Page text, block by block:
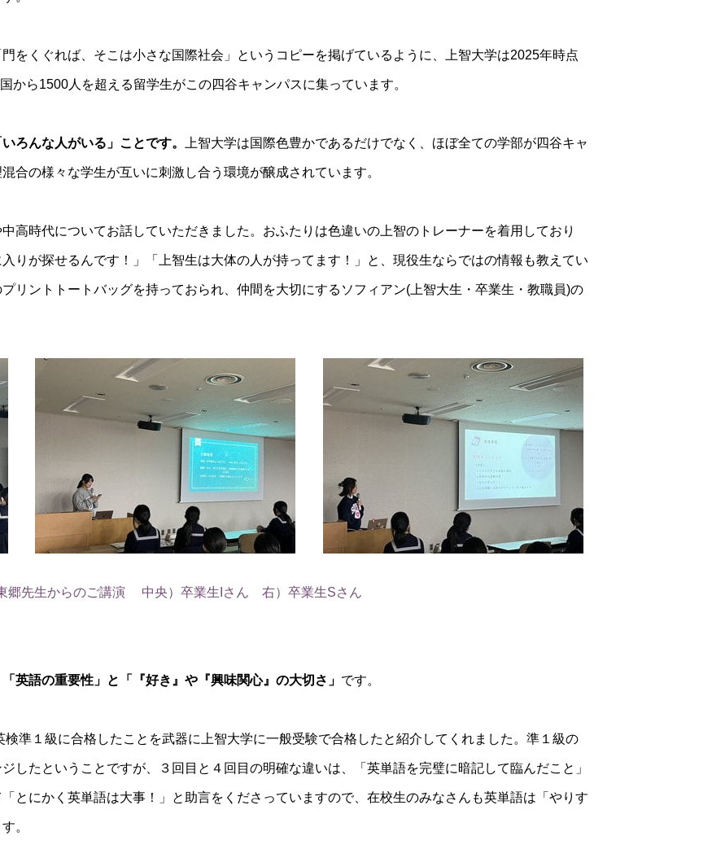
門をくぐれば、そこは小さな国際社会」というコピーを掲げているように、上智大学は2025年時点
から1500人を超える留学生がこの四谷キャンパスに集っています。
ろんな人がいる」ことです。 上智大学は国際色豊かであるだけでなく、ほぼ全ての学部が四谷キャ
合の様々な学生が互いに刺激し合う環境が醸成されています。
高時代についてお話していただきました。おふたりは色違いの上智のトレーナーを着用しており
りが探せるんです！」「上智生は大体の人が持ってます！」と、現役生ならではの情報も教えてい
リントトートバッグを持っておられ、仲間を大切にするソフィアン(上智大生・卒業生・教職員)の
郷先生からのご講演 中央）卒業生Iさん 右）卒業生Sさん
「英語の重要性」と「『好き』や『興味関心』の大切さ」 です。
検準１級に合格したことを武器に上智大学に一般受験で合格したと紹介してくれました。準１級の
したということですが、３回目と４回目の明確な違いは、「英単語を完璧に暗記して臨んだこと」
とにかく英単語は大事！」と助言をくださっていますので、在校生のみなさんも英単語は「やりす
。